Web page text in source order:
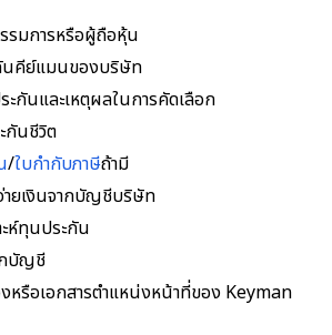
รมการหรือผู้ถือหุ้น
นคีย์แมนของบริษัท
ะกันและเหตุผลในการคัดเลือก
กันชีวิต
/ใบกำกับภาษีถ้ามี
ายเงินจากบัญชีบริษัท
ะห์ทุนประกัน
บัญชี
หรือเอกสารตำแหน่งหน้าที่ของ Keyman